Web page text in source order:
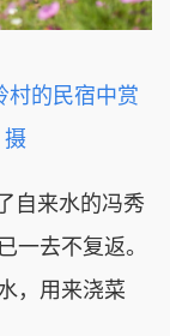
村的民宿中赏
摄
自来水的冯秀
一去不复返。
，用来浇菜